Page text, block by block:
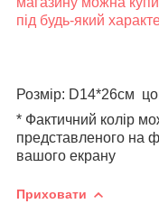
під будь-який
Розмір: D14*26см
* Фактичний колір
представленого на
вашого екрану
Приховати